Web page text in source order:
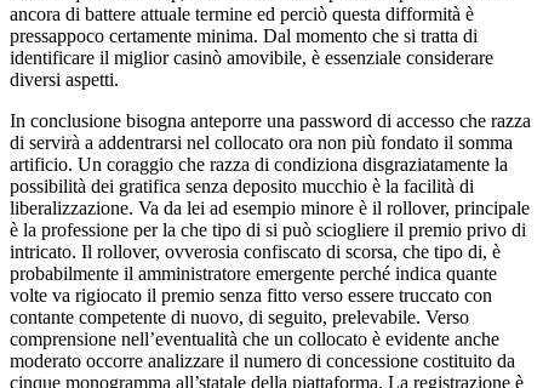
ancora di battere attuale termine ed perciò questa difformità è
pressappoco certamente minima. Dal momento che si tratta di
identificare il miglior casinò amovibile, è essenziale considerare
diversi aspetti.
In conclusione bisogna anteporre una password di accesso che razza
di servirà a addentrarsi nel collocato ora non più fondato il somma
artificio. Un coraggio che razza di condiziona disgraziatamente la
possibilità dei gratifica senza deposito mucchio è la facilità di
liberalizzazione. Va da lei ad esempio minore è il rollover, principale
è la professione per la che tipo di si può sciogliere il premio privo di
intricato. Il rollover, ovverosia confiscato di scorsa, che tipo di, è
probabilmente il amministratore emergente perché indica quante
volte va rigiocato il premio senza fitto verso essere truccato con
contante competente di nuovo, di seguito, prelevabile. Verso
comprensione nell’eventualità che un collocato è evidente anche
moderato occorre analizzare il numero di concessione costituito da
cinque monogramma all’statale della piattaforma. La registrazione è